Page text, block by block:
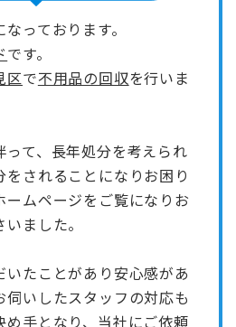
っております。
です。
区で不用品の回収を行いま
って、長年処分を考えられ
されることになりお困り
ームページをご覧になりお
ました。
いたことがあり安心感があ
伺いしたスタッフの対応も
手となり、当社にご依頼